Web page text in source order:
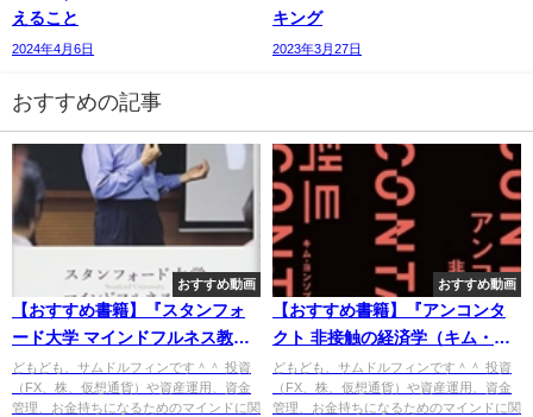
えること
2024年4月6日
キング
2023年3月27日
おすすめの記事
おすすめ動画
【おすすめ書籍】『スタンフォ
ード大学 マインドフルネス教室
（スティーヴン・マーフィ重松
[著], 坂井 純子[翻訳]）』の紹介
どもども、サムドルフィンです＾＾ 投資
（FX、株、仮想通貨）や資産運用、資金
管理、お金持ちになるためのマインドに関
おすすめ動画
【おすすめ書籍】『アンコンタ
クト 非接触の経済学（キム・ヨ
ンソプ[著], 渡辺麻土香[翻
訳]）』の紹介
どもども、サムドルフィンです＾＾ 投資
（FX、株、仮想通貨）や資産運用、資金
管理、お金持ちになるためのマインドに関